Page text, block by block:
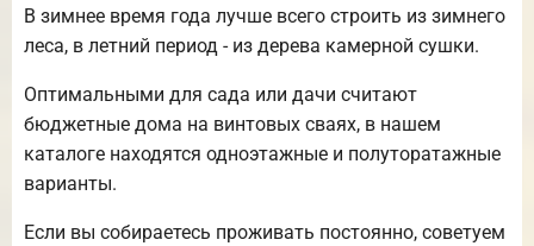
В зимнее время года лучше всего строить из зимнего
леса, в летний период - из дерева камерной сушки.
Оптимальными для сада или дачи считают
бюджетные дома на винтовых сваях, в нашем
каталоге находятся одноэтажные и полуторатажные
варианты.
Если вы собираетесь проживать постоянно, советуем